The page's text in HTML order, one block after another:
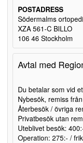
POSTADRESS
Södermalms ortopedi
XZA 561-C BILLO
106 46 Stockholm
Avtal med
Du betalar som vid
Nybesök, remiss
Återbesök / övriga
Privatbesök utan
Uteblivet besök:
Operation: 275:- /